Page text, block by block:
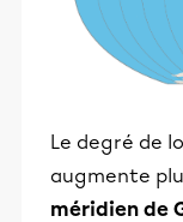
Le degré de
augmente
méridien de